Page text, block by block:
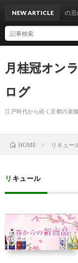
月桂冠オン
ログ
江戸時代から続く京都の老
NEW ARTICLE『土用の丑の日
HOME リキュー
リキュール